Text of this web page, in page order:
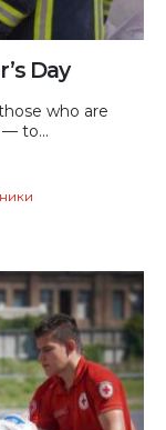
Day
who are
to...